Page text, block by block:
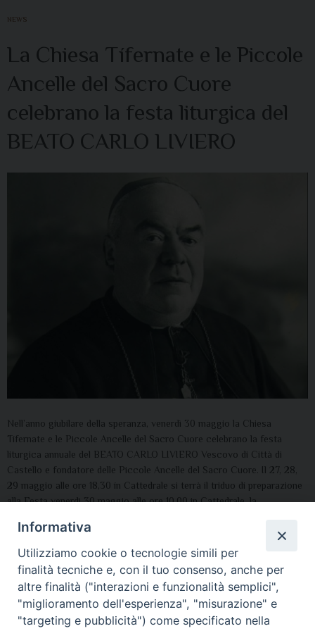
NEWS
La Chiesa Tífernate e le Piccole
Ancelle del Sacro Cuore
celebrano la festa liturgica del
BEATO CARLO LIVIERO
Nell’anno giubilare della speranza, venerdì 30 maggio la Chiesa
Tífernate e le Piccole Ancelle del Sacro Cuore celebrano la festa
liturgica annuale del BEATO CARLO LIVIERO Vescovo di Città di
Castello e fondatore delle Piccole Ancelle del Sacro Cuore. Il 27, 28,
29 maggio alle ore 18,30 ín Cattedrale si terrà il triduo dí preparazione
alla Festa venerdì 30 maggio alle ore 10,00 in Cattedrale, la
Luciano Paolucci Bedini e animata dagli alunni della Scuola Sacro
Cuore. Al termine della celebrazione, visita all’urna del Beato.
Informativa
Utilizziamo cookie o tecnologie simili per
finalità tecniche e, con il tuo consenso, anche per
altre finalità ("interazioni e funzionalità semplici",
"miglioramento dell'esperienza", "misurazione" e
"targeting e pubblicità") come specificato nella